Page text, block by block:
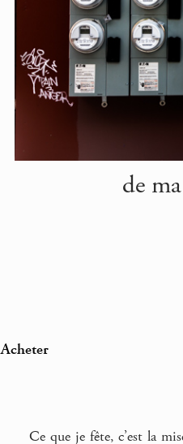
de
Acheter
Ce que je fête, c’est la